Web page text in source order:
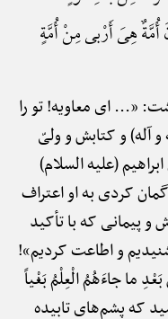
أُمَّةٌ هِیَ أَرْبی مِنْ أُمَّةٍ
«... ای معاویه! تو را
آله) و کتابش و ولیّ
(علیه السلام)
کردی به او اعتراف
پیمانی که با تأکید
و اطاعت کردیم»!
بَعْدِ ما جاءَهُمُ الْعِلْمُ بَغْیاً
که پشم‌های تابیده